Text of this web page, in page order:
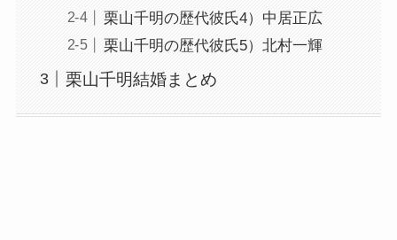
栗山千明の歴代彼氏4）中居正広
栗山千明の歴代彼氏5）北村一輝
栗山千明結婚まとめ